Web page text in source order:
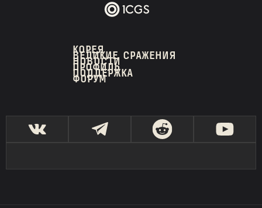
КОРЕЯ
ВЕЛИКИЕ СРАЖЕНИЯ
НОВОСТИ
ПРОФИЛЬ
ПОДДЕРЖКА
ФОРУМ